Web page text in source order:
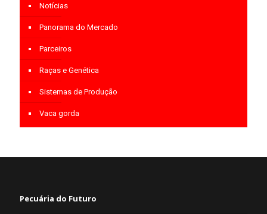
Notícias
Panorama do Mercado
Parceiros
Raças e Genética
Sistemas de Produção
Vaca gorda
Pecuária do Futuro